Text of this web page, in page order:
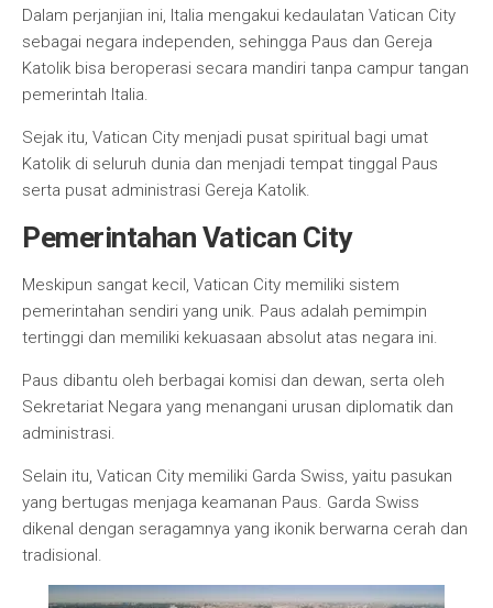
Dalam perjanjian ini, Italia mengakui kedaulatan Vatican City
sebagai negara independen, sehingga Paus dan Gereja
Katolik bisa beroperasi secara mandiri tanpa campur tangan
pemerintah Italia.
Sejak itu, Vatican City menjadi pusat spiritual bagi umat
Katolik di seluruh dunia dan menjadi tempat tinggal Paus
serta pusat administrasi Gereja Katolik.
Pemerintahan Vatican City
Meskipun sangat kecil, Vatican City memiliki sistem
pemerintahan sendiri yang unik. Paus adalah pemimpin
tertinggi dan memiliki kekuasaan absolut atas negara ini.
Paus dibantu oleh berbagai komisi dan dewan, serta oleh
Sekretariat Negara yang menangani urusan diplomatik dan
administrasi.
Selain itu, Vatican City memiliki Garda Swiss, yaitu pasukan
yang bertugas menjaga keamanan Paus. Garda Swiss
dikenal dengan seragamnya yang ikonik berwarna cerah dan
tradisional.